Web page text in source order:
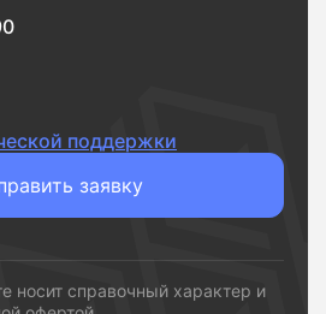
поддержки
заявку
носит справочный характер и